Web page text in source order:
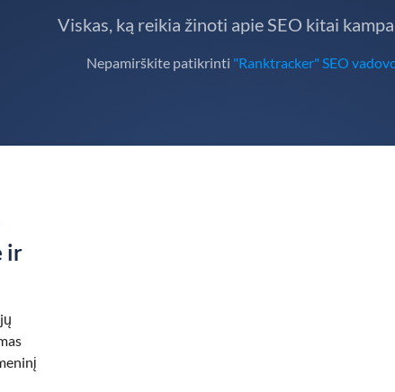
Viskas, ką reikia žinoti apie SEO kitai
Nepamirškite patikrinti "Ranktracker" SEO
ir